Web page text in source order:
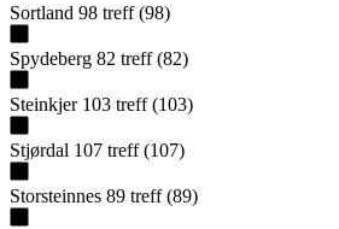
Sortland 98 treff (98)
Spydeberg 82 treff (82)
Steinkjer 103 treff (103)
Stjørdal 107 treff (107)
Storsteinnes 89 treff (89)